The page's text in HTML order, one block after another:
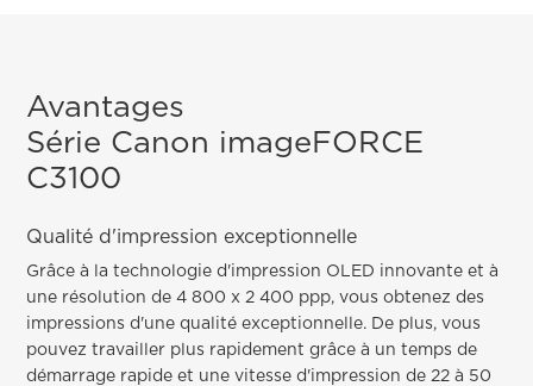
Avantages
Série Canon imageFORCE
C3100
Qualité d'impression exceptionnelle
Grâce à la technologie d'impression OLED innovante et à
une résolution de 4 800 x 2 400 ppp, vous obtenez des
impressions d'une qualité exceptionnelle. De plus, vous
pouvez travailler plus rapidement grâce à un temps de
démarrage rapide et une vitesse d'impression de 22 à 50